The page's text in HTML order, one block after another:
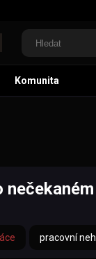
Komunita
pracovní